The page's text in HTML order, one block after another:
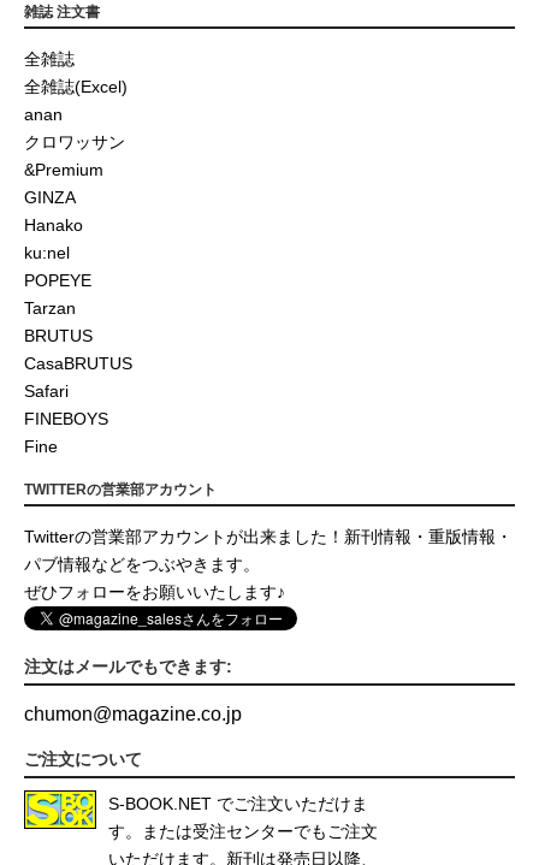
雑誌 注文書
全雑誌
全雑誌(Excel)
anan
クロワッサン
&Premium
GINZA
Hanako
ku:nel
POPEYE
Tarzan
BRUTUS
CasaBRUTUS
Safari
FINEBOYS
Fine
TWITTERの営業部アカウント
Twitterの営業部アカウントが出来ました！新刊情報・重版情報・
パブ情報などをつぶやきます。
ぜひフォローをお願いいたします♪
注文はメールでもできます:
chumon@magazine.co.jp
ご注文について
S-BOOK.NET でご注文いただけま
す。または受注センターでもご注文
いただけます。新刊は発売日以降、